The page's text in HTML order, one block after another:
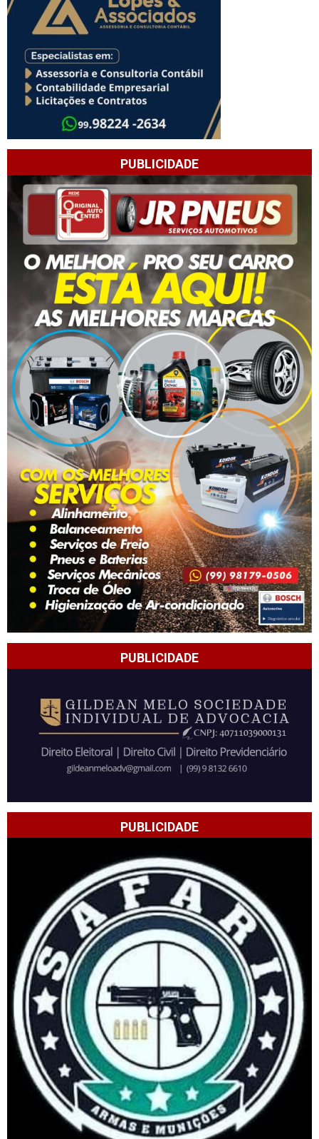
PUBLICIDADE
PUBLICIDADE
PUBLICIDADE